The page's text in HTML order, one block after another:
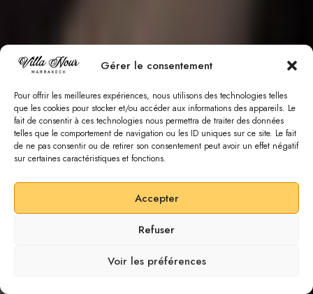
Gérer le consentement
Pour offrir les meilleures expériences, nous utilisons des technologies telles
que les cookies pour stocker et/ou accéder aux informations des appareils. Le
fait de consentir à ces technologies nous permettra de traiter des données
telles que le comportement de navigation ou les ID uniques sur ce site. Le fait
de ne pas consentir ou de retirer son consentement peut avoir un effet négatif
sur certaines caractéristiques et fonctions.
Accepter
Refuser
Voir les préférences